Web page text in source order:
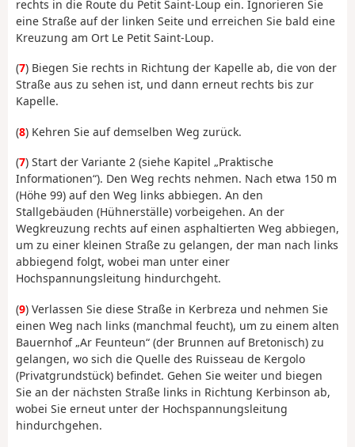
rechts in die Route du Petit Saint-Loup ein. Ignorieren Sie
eine Straße auf der linken Seite und erreichen Sie bald eine
Kreuzung am Ort Le Petit Saint-Loup.
(7) Biegen Sie rechts in Richtung der Kapelle ab, die von der
Straße aus zu sehen ist, und dann erneut rechts bis zur
Kapelle.
(8) Kehren Sie auf demselben Weg zurück.
(7) Start der Variante 2 (siehe Kapitel „Praktische
Informationen“). Den Weg rechts nehmen. Nach etwa 150 m
(Höhe 99) auf den Weg links abbiegen. An den
Stallgebäuden (Hühnerställe) vorbeigehen. An der
Wegkreuzung rechts auf einen asphaltierten Weg abbiegen,
um zu einer kleinen Straße zu gelangen, der man nach links
abbiegend folgt, wobei man unter einer
Hochspannungsleitung hindurchgeht.
(9) Verlassen Sie diese Straße in Kerbreza und nehmen Sie
einen Weg nach links (manchmal feucht), um zu einem alten
Bauernhof „Ar Feunteun“ (der Brunnen auf Bretonisch) zu
gelangen, wo sich die Quelle des Ruisseau de Kergolo
(Privatgrundstück) befindet. Gehen Sie weiter und biegen
Sie an der nächsten Straße links in Richtung Kerbinson ab,
wobei Sie erneut unter der Hochspannungsleitung
hindurchgehen.